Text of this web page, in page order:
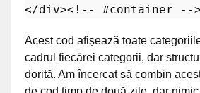
</div><!-- #container -->
Acest cod afișează toate
cadrul fiecărei categorii, dar
dorită. Am încercat să combin